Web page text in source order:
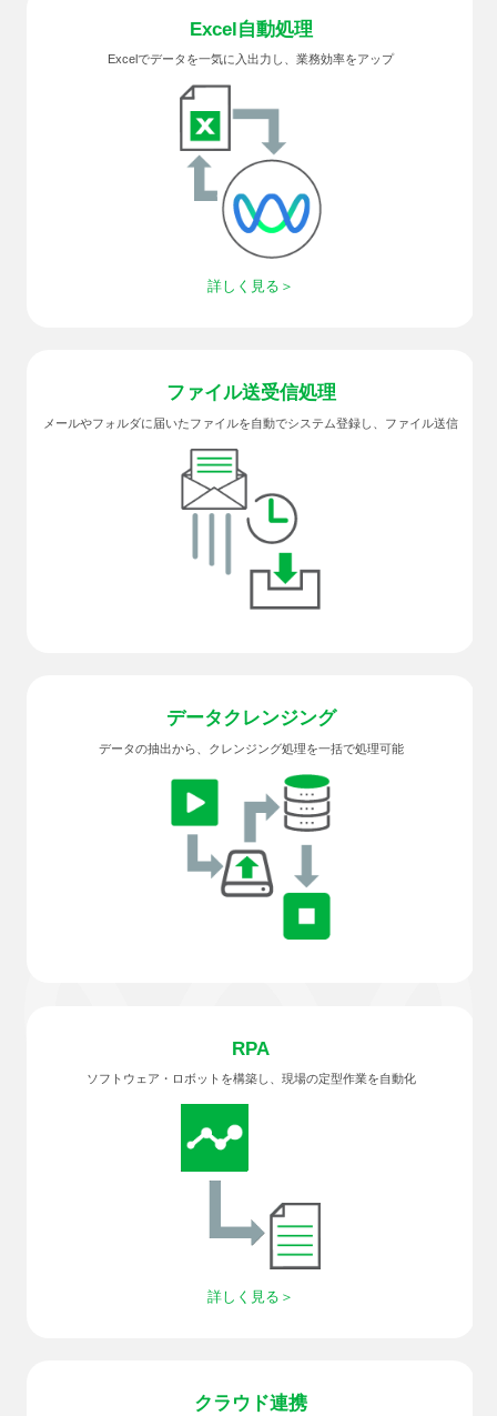
Excel自動処理
Excelでデータを一気に入出力し、業務効率をアップ
詳しく見る
ファイル送受信処理
メールやフォルダに届いたファイルを自動でシステム登録し、ファイル送信
データクレンジング
データの抽出から、クレンジング処理を一括で処理可能
RPA
ソフトウェア・ロボットを構築し、現場の定型作業を自動化
詳しく見る
クラウド連携